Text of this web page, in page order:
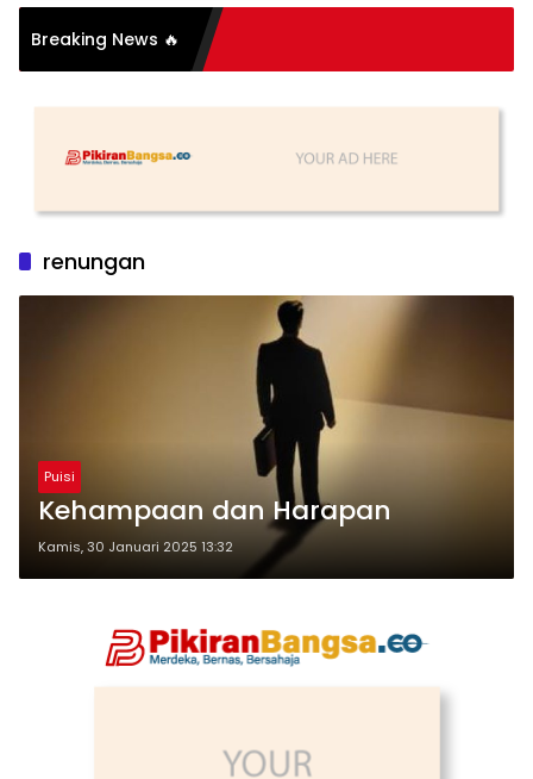
Breaking News 🔥
renungan
Puisi
Kehampaan dan Harapan
Kamis, 30 Januari 2025 13:32